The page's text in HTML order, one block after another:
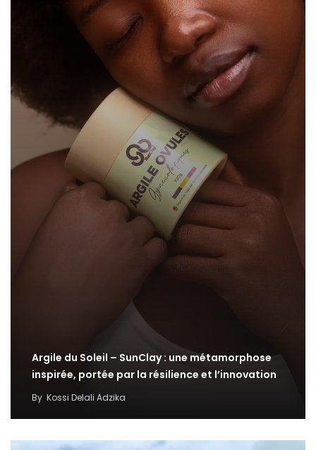
Argile du Soleil – SunClay : une métamorphose
inspirée, portée par la résilience et l’innovation
By Kossi Delali Adzika